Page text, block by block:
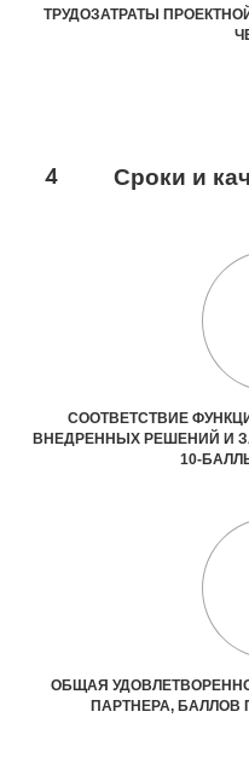
ТРУДОЗАТРАТЫ
4 Сроки и
СООТВЕТСТВИЕ
ВНЕДРЕННЫХ РЕШЕНИЙ И
10-
ОБЩАЯ
ПАРТНЕРА, БАЛЛОВ